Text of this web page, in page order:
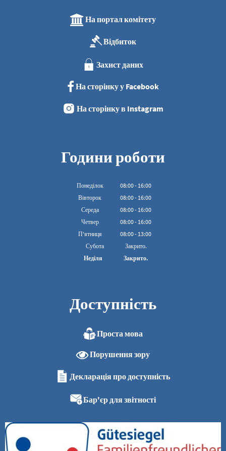
На портал комітету
Відбиток
Захист даних
На сторінку у Facebook
На сторінку в Instagram
Години роботи
Понеділок 08:00- 16:00
З 08:00 до 16:00
Вівторок 08:00- 16:00
З 08:00 до 16:00
Середа 08:00- 16:00
З 08:00 до 16:00
Четвер 08:00- 16:00
З 08:00 до 16:00
П'ятниця 08:00- 13:00
З 08:00 до 13:00
Субота
Закрито.
Неділя
Закрито.
Доступність
Проста мова
Порушення зору
Декларація про доступність
Бар'єр для звітності